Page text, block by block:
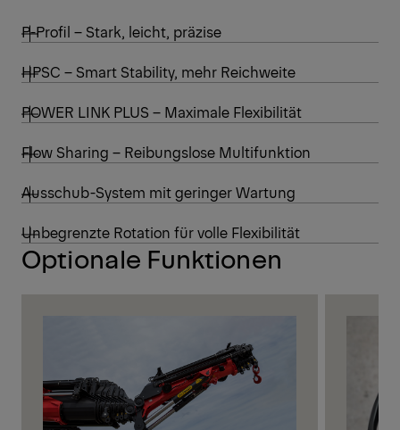
P-Profil – Stark, leicht, präzise
HPSC – Smart Stability, mehr Reichweite
POWER LINK PLUS – Maximale Flexibilität
Flow Sharing – Reibungslose Multifunktion
Ausschub-System mit geringer Wartung
Unbegrenzte Rotation für volle Flexibilität
Optionale Funktionen